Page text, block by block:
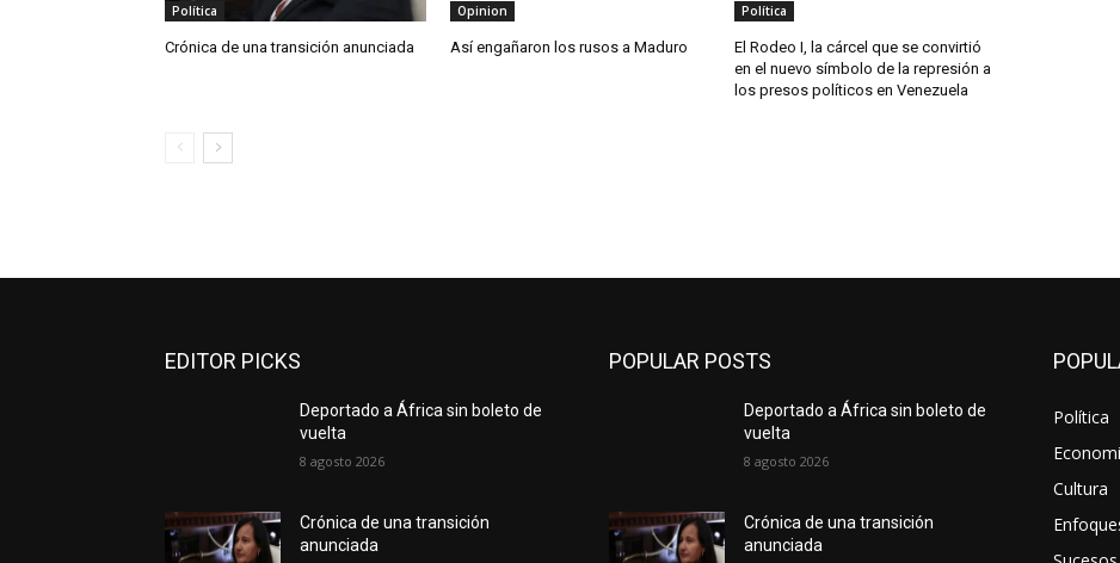
Política
Crónica de una transición anunciada
Opinion
Así engañaron los rusos a Maduro
Política
El Rodeo I, la cárcel que se convirtió
en el nuevo símbolo de la represión a
los presos políticos en Venezuela
EDITOR PICKS
Deportado a África sin boleto de
vuelta
8 agosto 2026
Crónica de una transición
anunciada
POPULAR POSTS
Deportado a África sin boleto de
vuelta
8 agosto 2026
Crónica de una transición
anunciada
Política
Cultura